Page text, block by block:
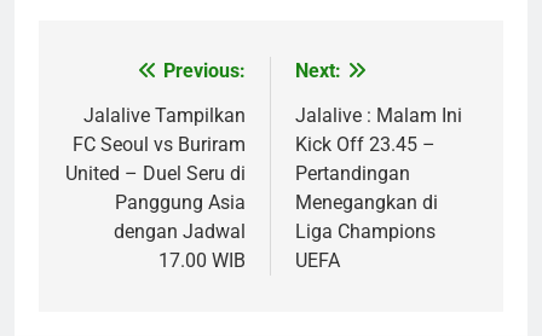
navigation
Previous:
Jalalive Tampilkan
FC Seoul vs Buriram
United – Duel Seru di
Panggung Asia
dengan Jadwal
17.00 WIB
Next:
Jalalive : Malam Ini
Kick Off 23.45 –
Pertandingan
Menegangkan di
Liga Champions
UEFA